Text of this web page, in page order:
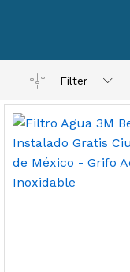
Filter
– Máxima
3,900.00
al carrito